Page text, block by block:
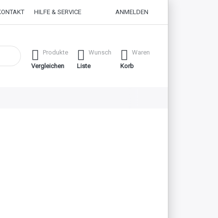
HILFE & SERVICE ANMELDEN
Ergebnisse. Drücken Sie die Eingabetaste, um alle
Produkte
Vergleichen
Wunsch
Liste
Waren
Korb